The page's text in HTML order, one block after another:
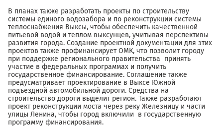
В планах также разработать проекты по строительству
системы единого водозабора и по реконструкции системы
теплоснабжения Выксы, чтобы обеспечить качественной
питьевой водой и теплом выксунцев, учитывая перспективы
развития города. Создание проектной документации для этих
проектов также профинансирует ОМК, что позволит городу
при поддержке регионального правительства принять
участие в федеральных программах и получить
государственное финансирование. Соглашение также
предусматривает проектирование в Выксе Южной
подъездной автомобильной дороги. Средства на
строительство дороги выделит регион. Также разработают
проект реконструкции моста через реку Железницу и части
улицы Ленина, чтобы город включили в государственную
программу финансирования.